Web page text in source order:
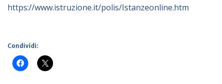
https://www.istruzione.it/polis/Istanzeonline.htm
Condividi: